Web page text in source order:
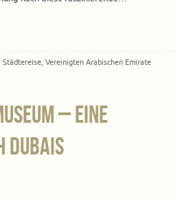
,Städtereise,Vereinigten Arabischen Emirate
– Eine
Dubais